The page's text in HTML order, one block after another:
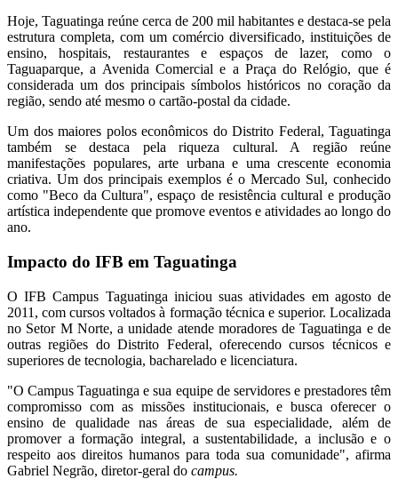
Hoje, Taguatinga reúne cerca de 200 mil habitantes e destaca-se pela
estrutura completa, com um comércio diversificado, instituições de
ensino, hospitais, restaurantes e espaços de lazer, como o
Taguaparque, a Avenida Comercial e a Praça do Relógio, que é
considerada um dos principais símbolos históricos no coração da
região, sendo até mesmo o cartão-postal da cidade.
Um dos maiores polos econômicos do Distrito Federal, Taguatinga
também se destaca pela riqueza cultural. A região reúne
manifestações populares, arte urbana e uma crescente economia
criativa. Um dos principais exemplos é o Mercado Sul, conhecido
como "Beco da Cultura", espaço de resistência cultural e produção
artística independente que promove eventos e atividades ao longo do
ano.
Impacto do IFB em Taguatinga
O IFB Campus Taguatinga iniciou suas atividades em agosto de
2011, com cursos voltados à formação técnica e superior. Localizada
no Setor M Norte, a unidade atende moradores de Taguatinga e de
outras regiões do Distrito Federal, oferecendo cursos técnicos e
superiores de tecnologia, bacharelado e licenciatura.
"O Campus Taguatinga e sua equipe de servidores e prestadores têm
compromisso com as missões institucionais, e busca oferecer o
ensino de qualidade nas áreas de sua especialidade, além de
promover a formação integral, a sustentabilidade, a inclusão e o
respeito aos direitos humanos para toda sua comunidade", afirma
Gabriel Negrão, diretor-geral do campus.